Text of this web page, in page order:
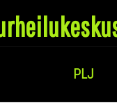
PLJ